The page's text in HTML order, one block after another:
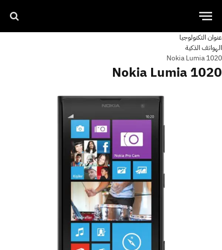
عنوان التكنولوجيا
الهواتف الذكية
Nokia Lumia 1020
Nokia Lumia 1020